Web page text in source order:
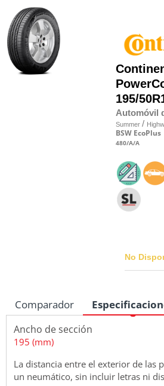
195/
Automóvil
Summer /
BSW EcoPlus
480/A/A
No
Medidas
Comparador
Ancho de sección
195 (mm)
La distancia entre el exterior de las
un neumático, sin incluir letras ni